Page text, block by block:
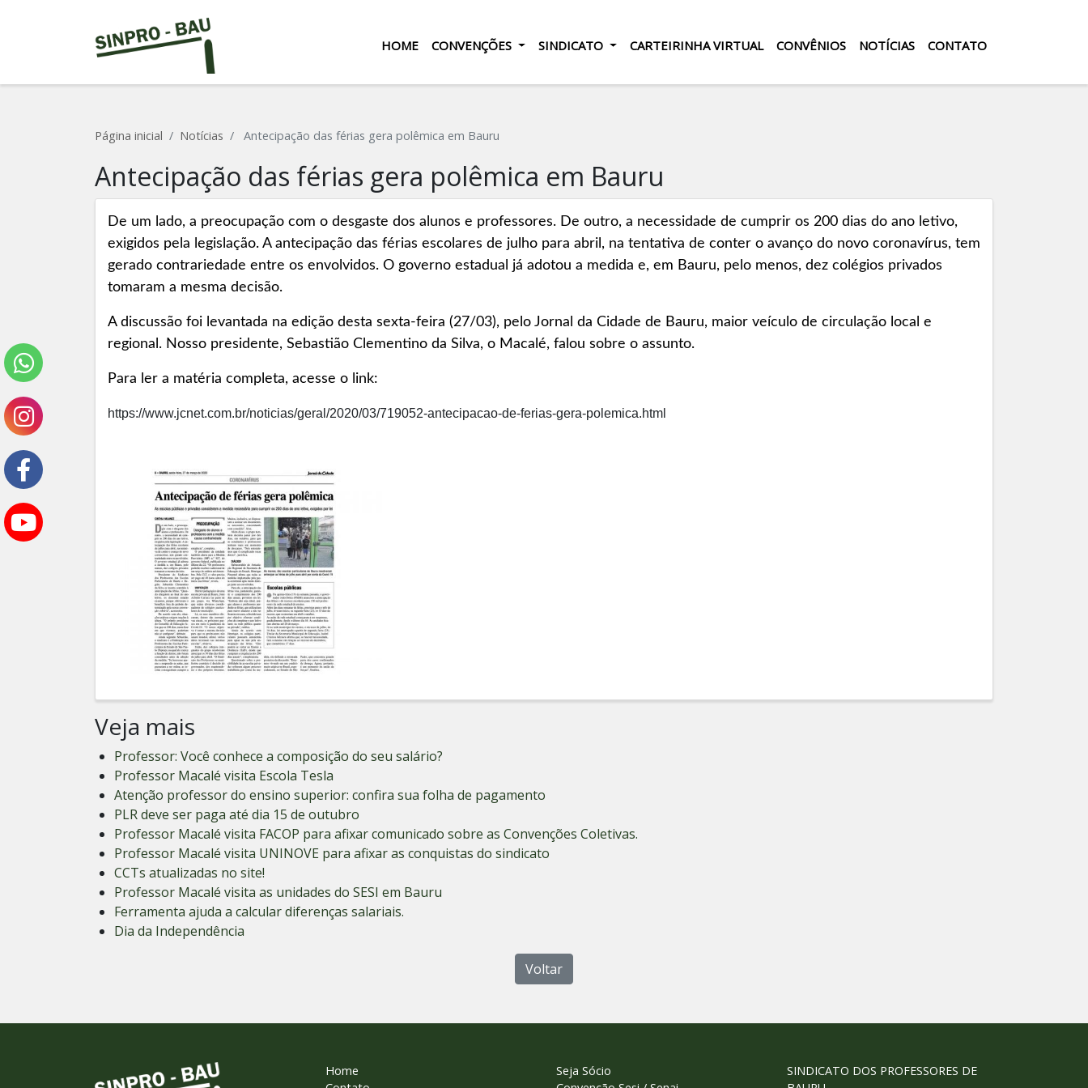
HOME CONVENÇÕES SINDICATO CARTEIRINHA VIRTUAL CONVÊNIOS NOTÍCIAS CONTATO
Página inicial Notícias Antecipação das férias gera polêmica em Bauru
Antecipação das férias gera polêmica em Bauru
De um lado, a preocupação com o desgaste dos alunos e professores. De outro, a necessidade de cumprir os 200 dias do ano letivo,
exigidos pela legislação. A antecipação das férias escolares de julho para abril, na tentativa de conter o avanço do novo coronavírus, tem
gerado contrariedade entre os envolvidos. O governo estadual já adotou a medida e, em Bauru, pelo menos, dez colégios privados
tomaram a mesma decisão.
A discussão foi levantada na edição desta sexta-feira (27/03), pelo Jornal da Cidade de Bauru, maior veículo de circulação local e
regional. Nosso presidente, Sebastião Clementino da Silva, o Macalé, falou sobre o assunto.
Para ler a matéria completa, acesse o link:
https://www.jcnet.com.br/noticias/geral/2020/03/719052-antecipacao-de-ferias-gera-polemica.html
Veja mais
Professor: Você conhece a composição do seu salário?
Professor Macalé visita Escola Tesla
Atenção professor do ensino superior: confira sua folha de pagamento
PLR deve ser paga até dia 15 de outubro
Professor Macalé visita FACOP para afixar comunicado sobre as Convenções Coletivas.
Professor Macalé visita UNINOVE para afixar as conquistas do sindicato
CCTs atualizadas no site!
Professor Macalé visita as unidades do SESI em Bauru
Ferramenta ajuda a calcular diferenças salariais.
Dia da Independência
Voltar
Home
Seja Sócio
SINDICATO DOS PROFESSORES DE